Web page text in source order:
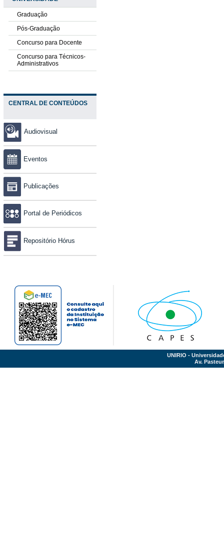
Graduação
Pós-Graduação
Concurso para Docente
Concurso para Técnicos-
Administrativos
CENTRAL DE CONTEÚDOS
Audiovisual
Eventos
Publicações
Portal de Periódicos
Repositório Hórus
UNIRIO -
Av.